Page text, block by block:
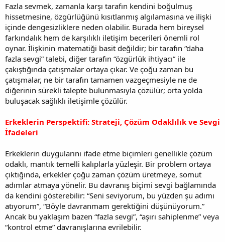
Fazla sevmek, zamanla karşı tarafın kendini boğulmuş
hissetmesine, özgürlüğünü kısıtlanmış algılamasına ve ilişki
içinde dengesizliklere neden olabilir. Burada hem bireysel
farkındalık hem de karşılıklı iletişim becerileri önemli rol
oynar. İlişkinin matematiği basit değildir; bir tarafın “daha
fazla sevgi” talebi, diğer tarafın “özgürlük ihtiyacı” ile
çakıştığında çatışmalar ortaya çıkar. Ve çoğu zaman bu
çatışmalar, ne bir tarafın tamamen vazgeçmesiyle ne de
diğerinin sürekli talepte bulunmasıyla çözülür; orta yolda
buluşacak sağlıklı iletişimle çözülür.
Erkeklerin Perspektifi: Strateji, Çözüm Odaklılık ve Sevgi
İfadeleri
Erkeklerin duygularını ifade etme biçimleri genellikle çözüm
odaklı, mantık temelli kalıplarla yüzleşir. Bir problem ortaya
çıktığında, erkekler çoğu zaman çözüm üretmeye, somut
adımlar atmaya yönelir. Bu davranış biçimi sevgi bağlamında
da kendini gösterebilir: “Seni seviyorum, bu yüzden şu adımı
atıyorum”, “Böyle davranmam gerektiğini düşünüyorum.”
Ancak bu yaklaşım bazen “fazla sevgi”, “aşırı sahiplenme” veya
“kontrol etme” davranışlarına evrilebilir.